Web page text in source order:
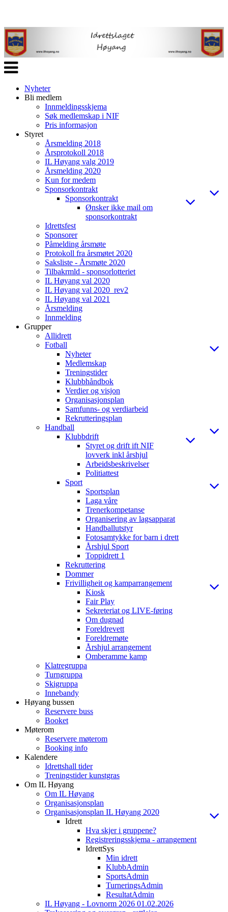
Veksle
navigasjon
Nyheter
Bli medlem
Innmeldingsskjema
Søk medlemskap i NIF
Pris informasjon
Styret
Årsmelding 2018
Årsprotokoll 2018
IL Høyang valg 2019
Årsmelding 2020
Kun for medem
Sponsorkontrakt
Sponsorkontrakt
Ønsker ikke mail om
sponsorkontrakt
Idrettsfest
Sponsorer
Påmelding årsmøte
Protokoll fra årsmøtet 2020
Saksliste - Årsmøte 2020
Tilbakrmld - sponsorlotteriet
IL Høyang val 2020
IL Høyang val 2020_rev2
IL Høyang val 2021
Årsmelding
Innmelding
Grupper
Allidrett
Fotball
Nyheter
Medlemskap
Treningstider
Klubbhåndbok
Verdier og visjon
Organisasjonsplan
Samfunns- og verdiarbeid
Rekrutteringsplan
Handball
Klubbdrift
Styret og drift ift NIF
lovverk inkl årshjul
Arbeidsbeskrivelser
Politiattest
Sport
Sportsplan
Laga våre
Trenerkompetanse
Organisering av lagsapparat
Handballutstyr
Fotosamtykke for barn i drett
Årshjul Sport
Toppidrett 1
Rekruttering
Dommer
Frivilligheit og kamparrangement
Kiosk
Fair Play
Sekreteriat og LIVE-føring
Om dugnad
Foreldrevett
Foreldremøte
Årshjul arrangement
Omberamme kamp
Klatregruppa
Turngruppa
Skigruppa
Innebandy
Høyang bussen
Reservere buss
Booket
Møterom
Reservere møterom
Booking info
Kalendere
Idrettshall tider
Treningstider kunstgras
Om IL Høyang
Om IL Høyang
Organisasjonsplan
Organisasjonsplan IL Høyang 2020
Idrett
Hva skjer i gruppene?
Registreringsskjema - arrangement
IdrettSys
Min idrett
KlubbAdmin
SportsAdmin
TurneringsAdmin
ResultatAdmin
IL Høyang - Lovnorm 2026 01.02.2026